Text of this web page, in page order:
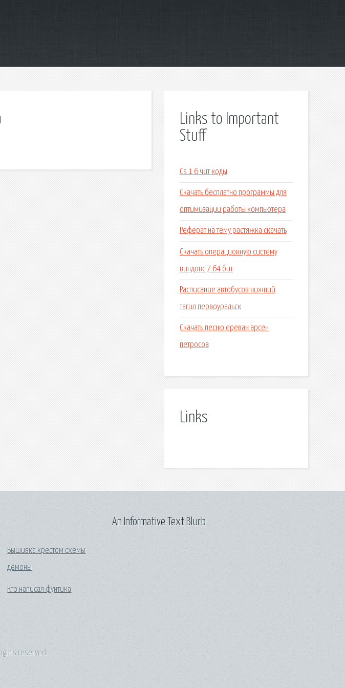
Links to Important
Stuff
Cs 1 6 чит коды
Скачать бесплатно программы для
оптимизации работы компьютера
Реферат на тему растяжка скачать
Скачать операционную систему
виндовс 7 64 бит
Расписание автобусов нижний
тагил первоуральск
Скачать песню ереван арсен
петросов
Links
Вышивка крестом схемы
демоны
Кто написал фунтика
An Informative Text Blurb
reserved.